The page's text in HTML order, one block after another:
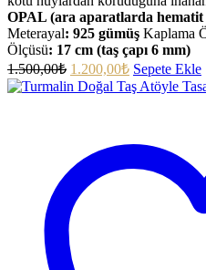
OPAL (ara aparatlarda hematit
Meterayal: 925 gümüş Kaplama
Ölçüsü: 17 cm (taş çapı 6 mm)
1.500,00₺ 1.200,00₺ Sepete Ekle